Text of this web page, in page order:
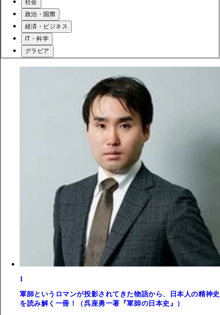
社会
政治・国際
経済・ビジネス
IT・科学
グラビア
1
軍師というロマンが投影されてきた物語から、日本人の精神史
を読み解く一冊！（呉座勇一著『軍師の日本史』）